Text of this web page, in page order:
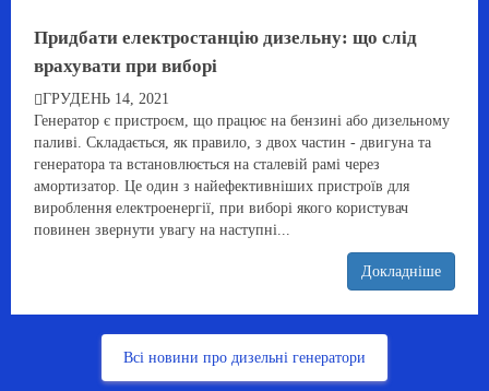
Придбати електростанцію дизельну: що слід
врахувати при виборі
ГРУДЕНЬ 14, 2021
Генератор є пристроєм, що працює на бензині або дизельному
паливі. Складається, як правило, з двох частин - двигуна та
генератора та встановлюється на сталевій рамі через
амортизатор. Це один з найефективніших пристроїв для
вироблення електроенергії, при виборі якого користувач
повинен звернути увагу на наступні...
Докладніше
Всі новини про дизельні генератори